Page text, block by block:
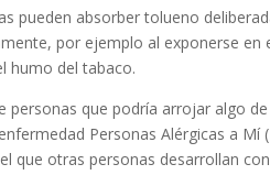
pueden absorber tolueno
por ejemplo al exponerse
humo del tabaco.
personas que podría arrojar algo
Personas Alérgicas a Mí
que otras personas desarrollan